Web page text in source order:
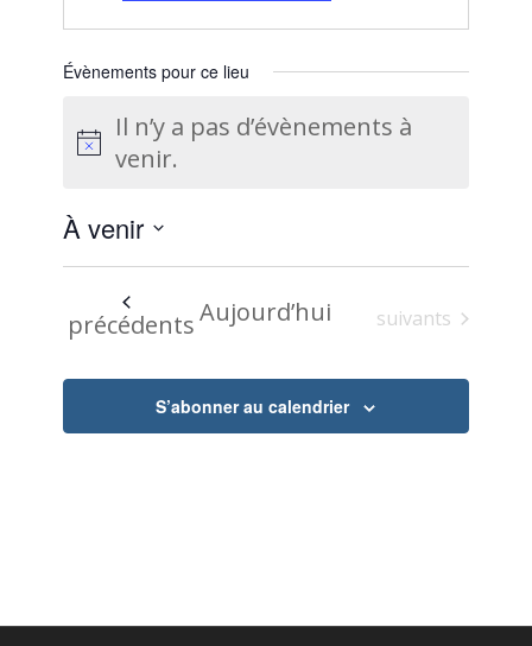
Évènements pour ce lieu
Notice
Il n’y a pas d’évènements à
venir.
À venir
Sélectionnez
date.
Évènements
précédents Aujourd’hui Évènements
suivants
S’abonner au calendrier